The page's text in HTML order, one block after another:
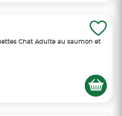
Chat Adulte au saumon et